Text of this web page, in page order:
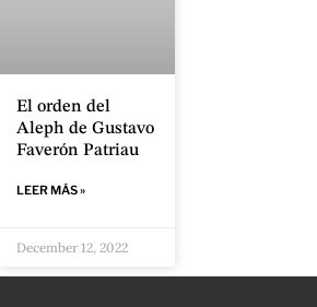
El orden del
Aleph de Gustavo
Faverón Patriau
LEER MÁS »
December 12, 2022